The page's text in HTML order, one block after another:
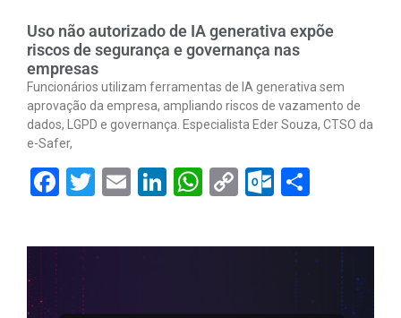
Uso não autorizado de IA generativa expõe
riscos de segurança e governança nas
empresas
Funcionários utilizam ferramentas de IA generativa sem
aprovação da empresa, ampliando riscos de vazamento de
dados, LGPD e governança. Especialista Eder Souza, CTSO da
e-Safer,
Facebook
Twitter
EmailLinkedIn
WhatsApp
Copy